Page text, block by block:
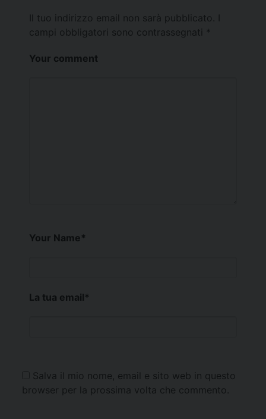
Il tuo indirizzo email non sarà pubblicato.
campi obbligatori sono contrassegnati *
Your comment
Your Name*
La tua email*
Salva il mio nome, email e sito web in questo
browser per la prossima volta che commento.